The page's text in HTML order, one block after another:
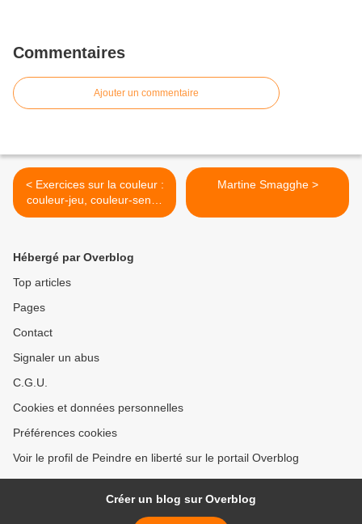
Commentaires
Ajouter un commentaire
< Exercices sur la couleur :
couleur-jeu, couleur-sens /
2
Martine Smagghe >
Hébergé par Overblog
Top articles
Pages
Contact
Signaler un abus
C.G.U.
Cookies et données personnelles
Préférences cookies
Voir le profil de Peindre en liberté sur le portail Overblog
Créer un blog sur Overblog